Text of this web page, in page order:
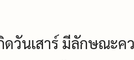
วันเสาร์ มีลักษณะค